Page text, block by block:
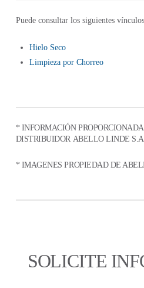
Puede consultar los siguientes
Hielo Seco
Limpieza por Chorreo
* INFORMACIÓN
DISTRIBUIDOR ABELLO LINDE
* IMAGENES PROPIEDAD DE
SOLICITE